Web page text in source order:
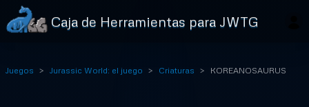
Caja de Herramientas para JWTG
Juegos Jurassic World: el juego Criaturas KOREANOSAURUS